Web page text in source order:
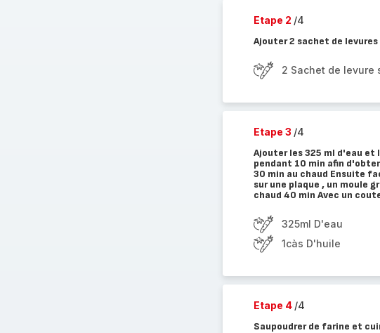
Etape 2 /4
Ajouter 2 sachet de levures
2 Sachet de levure
Etape 3 /4
Ajouter les 325 ml d'eau et
pendant 10 min afin
30 min au chaud Ensuite
sur une plaque , un moule
chaud 40 min Avec un
325ml D'eau
1càs D'huile
Etape 4 /4
Saupoudrer de farine et